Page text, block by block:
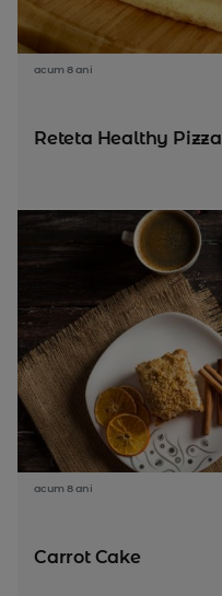
acum 8 ani
Reteta Healthy Pizza
acum 8 ani
Carrot Cake